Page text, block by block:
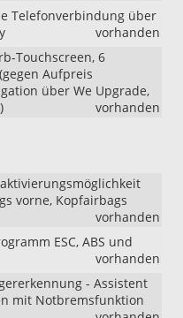
Zoll-
wird.
Wir
Telefonverbindung über
vorhanden
Touchscreen, 6
Aufpreis
über We Upgrade,
vorhanden
vorne, Kopfairbags
vorhanden
ESC, ABS und
vorhanden
- Assistent
mit Notbremsfunktion